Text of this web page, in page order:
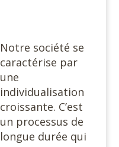
Notre société se
caractérise par
une
individualisation
croissante. C’est
un processus de
longue durée qui